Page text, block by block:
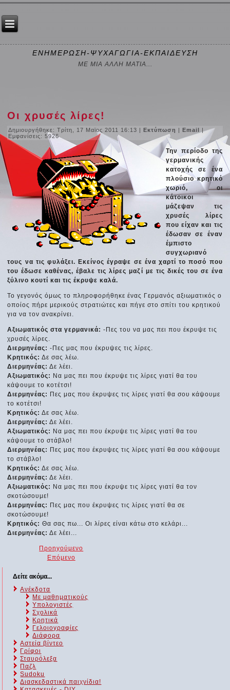
ΕΝΗΜΕΡΩΣΗ-ΨΥΧΑΓΩΓΙΑ-ΕΚΠΑΙΔΕΥΣΗ
ΜΕ ΜΙΑ ΑΛΛΗ ΜΑΤΙΑ...
Οι χρυσές λίρες!
Δημιουργήθηκε: Τρίτη, 17 Μαϊος 2011 16:13 |Εκτύπωση |Email |
Εμφανίσεις: 5926
Την περίοδο της
γερμανικής
κατοχής σε ένα
πλούσιο κρητικό
χωριό, οι
κάτοικοι
μάζεψαν τις
χρυσές λίρες
που είχαν και τις
έδωσαν σε έναν
έμπιστο
συγχωριανό
τους να τις φυλάξει. Εκείνος έγραψε σε ένα χαρτί το ποσό που
του έδωσε καθένας, έβαλε τις λίρες μαζί με τις δικές του σε ένα
ξύλινο κουτί και τις έκρυψε καλά.
Το γεγονός όμως το πληροφορήθηκε ένας Γερμανός αξιωματικός ο
οποίος πήρε μερικούς στρατιώτες και πήγε στο σπίτι του κρητικού
για να τον ανακρίνει.
Αξιωματικός στα γερμανικά: -Πες του να μας πει που έκρυψε τις
χρυσές λίρες.
Διερμηνέας: -Πες μας που έκρυψες τις λίρες.
Κρητικός: Δε σας λέω.
Διερμηνέας: Δε λέει.
Αξιωματικός: Να μας πει που έκρυψε τις λίρες γιατί θα του
κάψουμε το κοτέτσι!
Διερμηνέας: Πες μας που έκρυψες τις λίρες γιατί θα σου κάψουμε
το κοτέτσι!
Κρητικός: Δε σας λέω.
Διερμηνέας: Δε λέει.
Αξιωματικός: Να μας πει που έκρυψε τις λίρες γιατί θα του
κάψουμε το στάβλο!
Διερμηνέας: Πες μας που έκρυψες τις λίρες γιατί θα σου κάψουμε
το στάβλο!
Κρητικός: Δε σας λέω.
Διερμηνέας: Δε λέει.
Αξιωματικός: Να μας πει που έκρυψε τις λίρες γιατί θα τον
σκοτώσουμε!
Διερμηνέας: Πες μας που έκρυψες τις λίρες γιατί θα σε
σκοτώσουμε!
Κρητικός: Θα σας πω... Οι λίρες είναι κάτω στο κελάρι...
Διερμηνέας: Δε λέει...
Προηγούμενο
Επόμενο
Δείτε ακόμα...
Ανέκδοτα
Με μαθηματικούς
Υπολογιστές
Σχολικά
Κρητικά
Γελοιογραφίες
Διάφορα
Αστεία βίντεο
Γρίφοι
Σταυρόλεξα
Παζλ
Sudoku
Διασκεδαστικά παιχνίδια!